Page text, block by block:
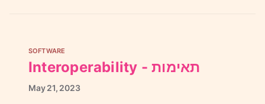
SOFTWARE
Interoperability - תאימות
May21, 2023